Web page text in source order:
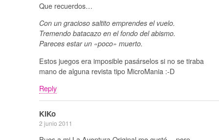
Que recuerdos…
Con un gracioso saltito emprendes el vuelo.
Tremendo batacazo en el fondo del abismo.
Pareces estar un «poco» muerto.
Estos juegos era imposible pasárselos si no se tiraba
mano de alguna revista tipo MicroMania :-D
Reply
KiKo
2 junio 2011